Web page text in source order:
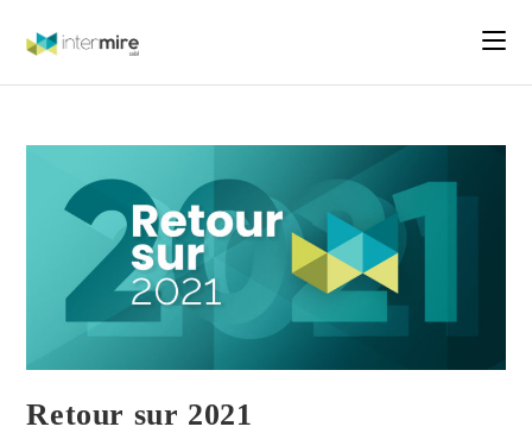
Retour sur 2021